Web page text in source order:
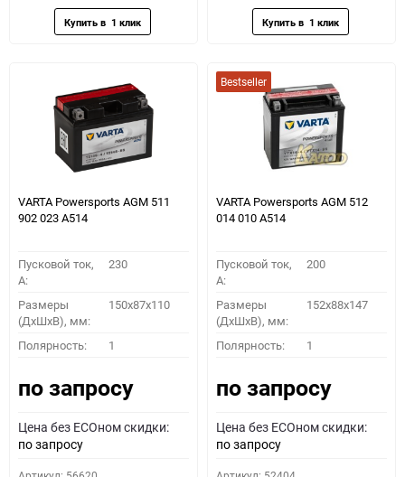
VARTA Powersports AGM 511
902 023 A514
Пусковой ток,
A:
230
Размеры
(ДхШхВ), мм:
150x87x110
Полярность: 1
по запросу
Цена без ECOном скидки:
по запросу
Bestseller
VARTA Powersports AGM 512
014 010 A514
Пусковой ток,
A:
200
Размеры
(ДхШхВ), мм:
152x88x147
Полярность: 1
по запросу
Цена без ECOном скидки:
по запросу